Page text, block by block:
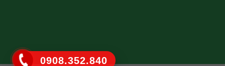
0908.352.840